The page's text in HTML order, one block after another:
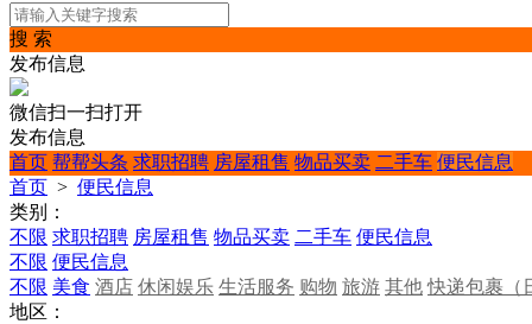
搜 索
发布信息
微信扫一扫打开
发布信息
首页 帮帮头条 求职招聘 房屋租售 物品买卖 二手车 便民信息
首页 > 便民信息
类别：
不限 求职招聘 房屋租售 物品买卖 二手车 便民信息
不限 便民信息
不限 美食 酒店 休闲娱乐 生活服务 购物 旅游 其他 快递包裹（
地区：